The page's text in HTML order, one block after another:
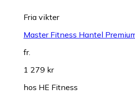
Fria vikter
Master Fitness Hantel
fr.
1 279 kr
hos HE Fitness